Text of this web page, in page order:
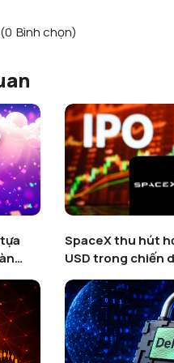
0 Bình chọn)
SpaceX thu hút
USD trong chiến
token hoá trên